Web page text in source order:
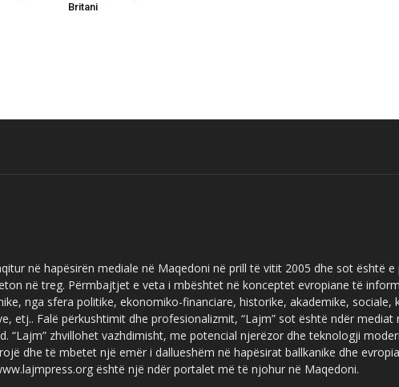
Britani
në hapësirën mediale në Maqedoni në prill të vitit 2005 dhe sot është
në treg. Përmbajtjet e veta i mbështet në konceptet evropiane të
nga sfera politike, ekonomiko-financiare, historike, akademike, sociale,
etj.. Falë përkushtimit dhe profesionalizmit, “Lajm” sot është ndër
“Lajm” zhvillohet vazhdimisht, me potencial njerëzor dhe teknologji
dhe të mbetet një emër i dallueshëm në hapësirat ballkanike dhe
është një ndër portalet më të njohur në Maqedoni.